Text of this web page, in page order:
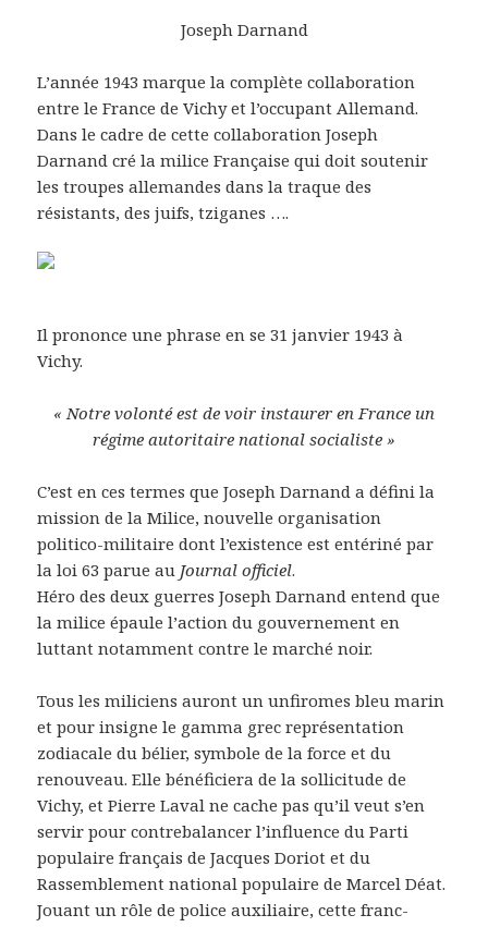
Joseph Darnand
L’année 1943 marque la complète collaboration
entre le France de Vichy et l’occupant Allemand.
Dans le cadre de cette collaboration Joseph
Darnand cré la milice Française qui doit soutenir
les troupes allemandes dans la traque des
résistants, des juifs, tziganes ….
Il prononce une phrase en se 31 janvier 1943 à
Vichy.
« Notre volonté est de voir instaurer en France un
régime autoritaire national socialiste »
C’est en ces termes que Joseph Darnand a défini la
mission de la Milice, nouvelle organisation
politico-militaire dont l’existence est entériné par
la loi 63 parue au Journal officiel.
Héro des deux guerres Joseph Darnand entend que
la milice épaule l’action du gouvernement en
luttant notamment contre le marché noir.
Tous les miliciens auront un unfiromes bleu marin
et pour insigne le gamma grec représentation
zodiacale du bélier, symbole de la force et du
renouveau. Elle bénéficiera de la sollicitude de
Vichy, et Pierre Laval ne cache pas qu’il veut s’en
servir pour contrebalancer l’influence du Parti
populaire français de Jacques Doriot et du
Rassemblement national populaire de Marcel Déat.
Jouant un rôle de police auxiliaire, cette franc-